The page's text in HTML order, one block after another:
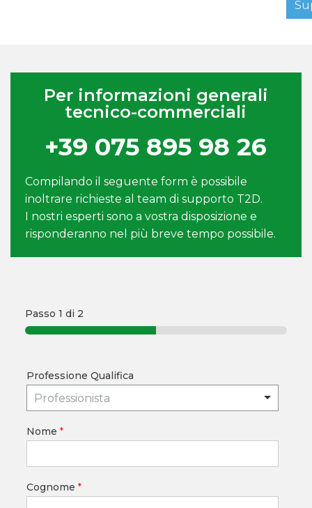
Per informazioni generali
tecnico-commerciali
+39 075 895 98 26
Compilando il seguente form è possibile
inoltrare richieste al team di supporto T2D.
I nostri esperti sono a vostra disposizione e
risponderanno nel più breve tempo possibile.
Passo 1 di 2
Professione Qualifica
Professionista
Nome *
Cognome *